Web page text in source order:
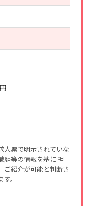
票で明示されていな
歴等の情報を基に 担
ご紹介が可能と判断さ
。